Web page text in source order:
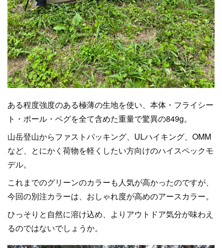
ある程度強度のある極薄の生地を使い、本体・フライシー
ト・ポール・ペグを全て含めた重量で驚異の849g。
山岳登山からファストパッキング、ULハイキング、OMM
など、とにかく荷物を軽くしたい方向けのハイスペックモ
デル。
これまでのグリーンのカラーも人気が高かったのですが、
今回の別注カラーは、おしゃれ度が高めのアースカラー。
ひっそりと自然に溶け込め、よりアウトドア気分が味わえ
るのではないでしょうか。